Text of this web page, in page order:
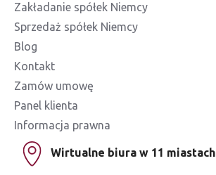
Zakładanie spółek Niemcy
Sprzedaż spółek Niemcy
Blog
Kontakt
Zamów umowę
Panel klienta
Informacja prawna
Wirtualne biura w 11 miastach